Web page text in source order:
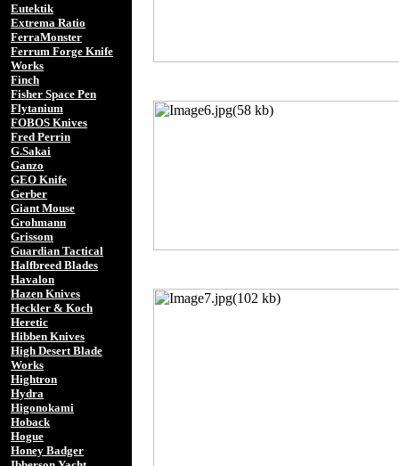
Eutektik
Extrema Ratio
FerraMonster
Ferrum Forge Knife
Works
Finch
Fisher Space Pen
Flytanium
FOBOS Knives
Fred Perrin
G.Sakai
Ganzo
GEO Knife
Gerber
Giant Mouse
Grohmann
Grissom
Guardian Tactical
Halfbreed Blades
Havalon
Hazen Knives
Heckler & Koch
Heretic
Hibben Knives
High Desert Blade
Works
Hightron
Hydra
Higonokami
Hoback
Hogue
Honey Badger